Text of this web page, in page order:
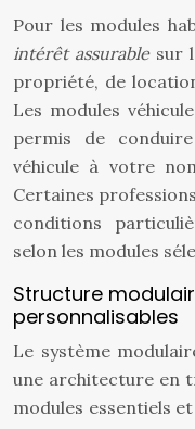
Pour les modules
intérêt assurable sur
propriété, de
Les modules
permis de
véhicule à votre
Certaines
conditions
selon les modules
Structure
personnalisables
Le système
une architecture en
modules essentiels